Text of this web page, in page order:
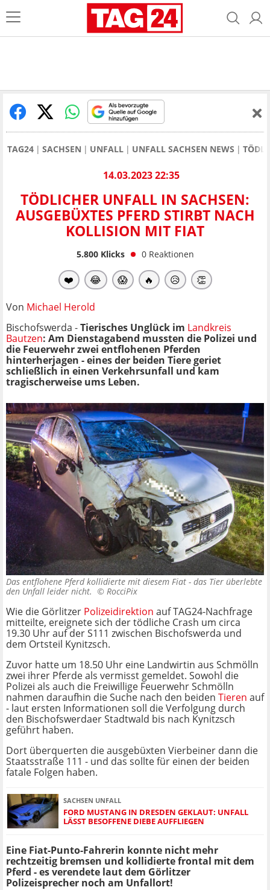
TAG24 SACHSEN UNFALL UNFALL SACHSEN NEWS
14.03.2023 22:35
TÖDLICHER UNFALL IN SACHSEN:
AUSGEBÜXTES PFERD STIRBT NACH
KOLLISION MIT FIAT
5.800Klicks 0 Reaktionen
❤️ 😂 😱 🔥 😥 👏
Von Michael Herold
Bischofswerda -Tierisches Unglück im Landkreis
Bautzen: Am Dienstagabend mussten die Polizei und
die Feuerwehr zwei entflohenen Pferden
hinterherjagen - eines der beiden Tiere geriet
schließlich in einen Verkehrsunfall und kam
tragischerweise ums Leben.
Das entflohene Pferd kollidierte mit diesem Fiat - das Tier überlebte
den Unfall leider nicht. © RocciPix
Wie die Görlitzer Polizeidirektion auf TAG24-Nachfrage
mitteilte, ereignete sich der tödliche Crash um circa
19.30 Uhr auf der S111 zwischen Bischofswerda und
dem Ortsteil Kynitzsch.
Zuvor hatte um 18.50 Uhr eine Landwirtin aus Schmölln
zwei ihrer Pferde als vermisst gemeldet. Sowohl die
Polizei als auch die Freiwillige Feuerwehr Schmölln
nahmen daraufhin die Suche nach den beiden Tieren auf
- laut ersten Informationen soll die Verfolgung durch
den Bischofswerdaer Stadtwald bis nach Kynitzsch
geführt haben.
Dort überquerten die ausgebüxten Vierbeiner dann die
Staatsstraße 111 - und das sollte für einen der beiden
fatale Folgen haben.
SACHSEN UNFALL
FORD MUSTANG IN DRESDEN GEKLAUT: UNFALL
LÄSST BESOFFENE DIEBE AUFFLIEGEN
Eine Fiat-Punto-Fahrerin konnte nicht mehr
rechtzeitig bremsen und kollidierte frontal mit dem
Pferd - es verendete laut dem Görlitzer
Polizeisprecher noch am Unfallort!